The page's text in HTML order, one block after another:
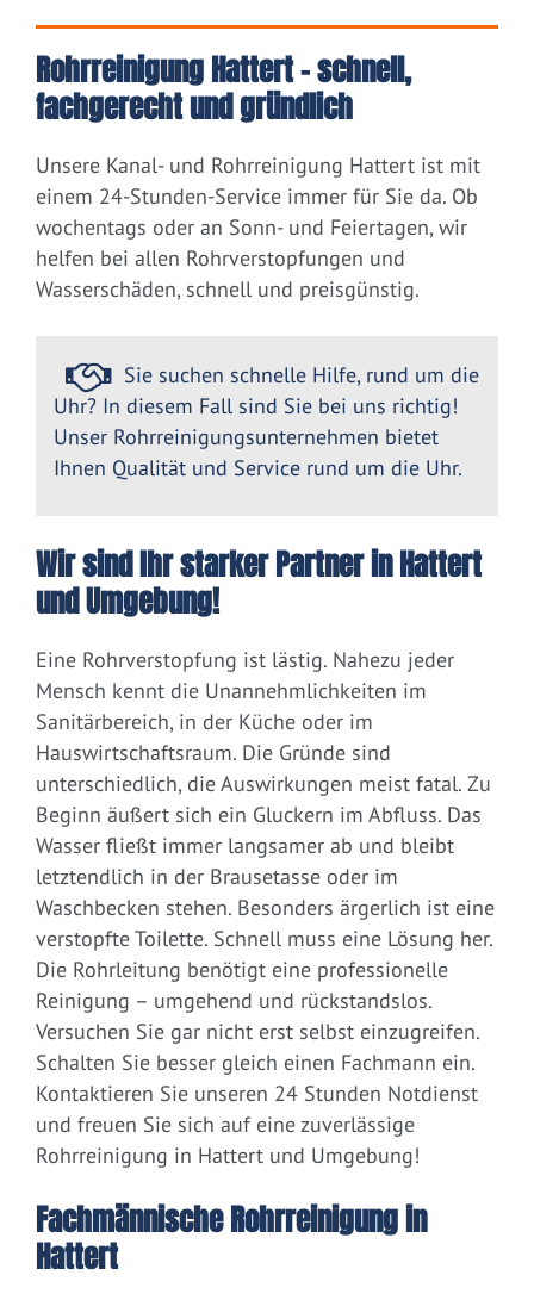
Rohrreinigung Hattert – schnell,
fachgerecht und gründlich
Unsere Kanal- und Rohrreinigung Hattert ist mit
einem 24-Stunden-Service immer für Sie da. Ob
wochentags oder an Sonn- und Feiertagen, wir
helfen bei allen Rohrverstopfungen und
Wasserschäden, schnell und preisgünstig.
Sie suchen schnelle Hilfe, rund um die
Uhr? In diesem Fall sind Sie bei uns richtig!
Unser Rohrreinigungsunternehmen bietet
Ihnen Qualität und Service rund um die Uhr.
Wir sind Ihr starker Partner in Hattert
und Umgebung!
Eine Rohrverstopfung ist lästig. Nahezu jeder
Mensch kennt die Unannehmlichkeiten im
Sanitärbereich, in der Küche oder im
Hauswirtschaftsraum. Die Gründe sind
unterschiedlich, die Auswirkungen meist fatal. Zu
Beginn äußert sich ein Gluckern im Abfluss. Das
Wasser fließt immer langsamer ab und bleibt
letztendlich in der Brausetasse oder im
Waschbecken stehen. Besonders ärgerlich ist eine
verstopfte Toilette. Schnell muss eine Lösung her.
Die Rohrleitung benötigt eine professionelle
Reinigung – umgehend und rückstandslos.
Versuchen Sie gar nicht erst selbst einzugreifen.
Schalten Sie besser gleich einen Fachmann ein.
Kontaktieren Sie unseren 24 Stunden Notdienst
und freuen Sie sich auf eine zuverlässige
Rohrreinigung in Hattert und Umgebung!
Fachmännische Rohrreinigung in
Hattert